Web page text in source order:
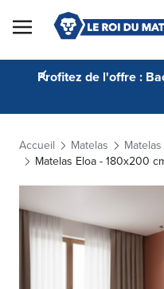
Skip to Content
Profitez de l'offre :
Accueil Matelas
Matelas Eloa - 180x200